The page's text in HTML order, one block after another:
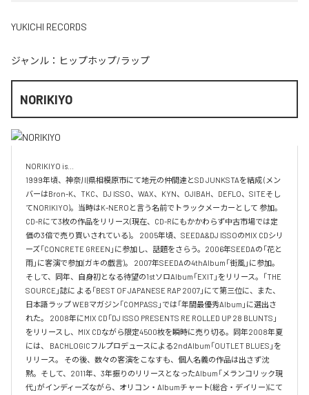
YUKICHI RECORDS
ジャンル： ヒップホップ/ラップ
NORIKIYO
NORIKIYO is...
1999年頃、神奈川県相模原市にて地元の仲間達とSD JUNKSTAを結成 (メン
バーはBron-K、TKC、DJ ISSO、WAX、KYN、OJIBAH、DEFLO、SITEそし
てNORIKIYO)。当時はK-NEROと言う名前でトラックメーカーとして 参加。
CD-Rにて3枚の作品をリリース(現在、CD-Rにもかかわらず中古市場では定
価の3倍で売り買いされている)。 2005年頃、SEEDA&DJ ISSOのMIX CDシリ
ーズ「CONCRETE GREEN」に参加し、話題をさらう。2006年SEEDAの「花と
雨」に客演で参加(ガキの戯言)。 2007年SEEDAの4thAlbum「街風」に参加。
そして、同年、自身初となる待望の1stソロAlbum「EXIT」をリリース。「THE
SOURCE」誌に よる「BEST OF JAPANESE RAP 2007」にて第三位に、また、
日本語ラップ WEBマガジン「COMPASS」では「年間最優秀Album」に選出さ
れた。 2008年にMIX CD「DJ ISSO PRESENTS RE ROLLED UP 28 BLUNTS」
をリリースし、MIX CDながら限定4500枚を瞬時に売り切る。同年2008年夏
には、 BACHLOGICフルプロデュースによる2ndAlbum「OUTLET BLUES」を
リリース。 その後、数々の客演をこなすも、個人名義の作品は出さず沈
黙。そして、2011年、3年振りのリリースとなったAlbum「メランコリック現
代」がインディーズながら、オリコン・Albumチャート(総合・デイリー)にて